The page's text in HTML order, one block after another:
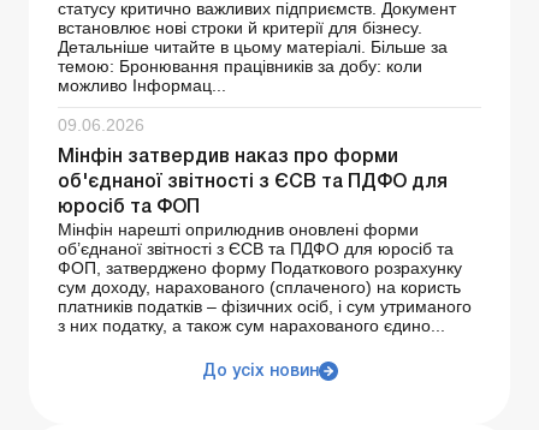
статусу критично важливих підприємств. Документ
встановлює нові строки й критерії для бізнесу.
Детальніше читайте в цьому матеріалі. Більше за
темою: Бронювання працівників за добу: коли
можливо Інформац...
09.06.2026
Мінфін затвердив наказ про форми
об'єднаної звітності з ЄСВ та ПДФО для
юросіб та ФОП
Мінфін нарешті оприлюднив оновлені форми
об’єднаної звітності з ЄСВ та ПДФО для юросіб та
ФОП, затверджено форму Податкового розрахунку
сум доходу, нарахованого (сплаченого) на користь
платників податків – фізичних осіб, і сум утриманого
з них податку, а також сум нарахованого єдино...
До усіх новин